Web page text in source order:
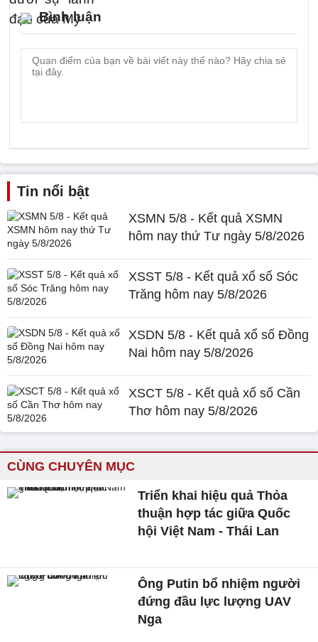
Bình luận
Tin nổi bật
XSMN 5/8 - Kết quả XSMN
hôm nay thứ Tư ngày 5/8/2026
XSST 5/8 - Kết quả xổ số Sóc
Trăng hôm nay 5/8/2026
XSDN 5/8 - Kết quả xổ số Đồng
Nai hôm nay 5/8/2026
XSCT 5/8 - Kết quả xổ số Cần
Thơ hôm nay 5/8/2026
CÙNG CHUYÊN MỤC
Triển khai hiệu quả Thỏa
thuận hợp tác giữa Quốc
hội Việt Nam - Thái Lan
Ông Putin bổ nhiệm người
đứng đầu lực lượng UAV
Nga